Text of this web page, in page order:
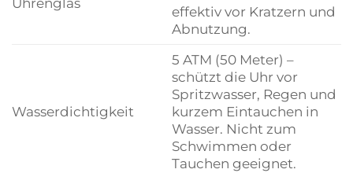
effektiv vor Kratzern und
Abnutzung.
Wasserdichtigkeit
5 ATM (50 Meter) –
schützt die Uhr vor
Spritzwasser, Regen und
kurzem Eintauchen in
Wasser. Nicht zum
Schwimmen oder
Tauchen geeignet.